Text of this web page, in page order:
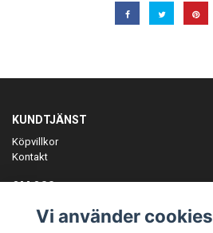
KUNDTJÄNST
Köpvillkor
Kontakt
OM OSS
ANMÄL DIG TILL VÅRT NYHETSBREV
Vi använder cookies